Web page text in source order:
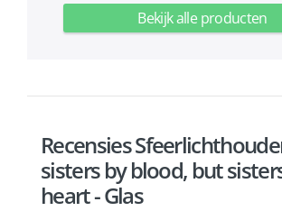
Bekijk alle producten
Recensies
sisters by blood, but
heart - Glas